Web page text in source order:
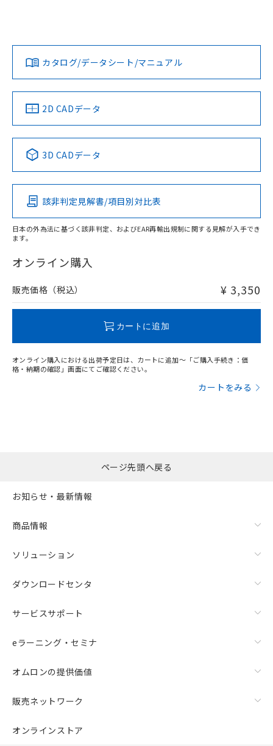
ダウンロードデータをご利用いただく前に、以下を必ずお読
みください。
ソフトウェアの使用条件
対応済み
中国 RoHS 注意事項・凡例
Pb Hg Cd Cr(VI)
O
在庫等で未対応品が混在する可能性があります。
問い合わせください。
カタログ/データシート/マニュアル
2D CADデータ
3D CADデータ
該非判定見解書/項目別対比表
日本の外為法に基づく該非判定、およびEAR再輸出規制に関する見解が入手でき
ます。
オンライン購入
販売価格（税込） ¥ 3,350
カートに追加
オンライン購入における出荷予定日は、カートに追加～「ご購入手続き：価
格・納期の確認」画面にてご確認ください。
カートをみる
ページ先頭へ戻る
お知らせ・最新情報
商品情報
ソリューション
ダウンロードセンタ
サービスサポート
eラーニング・セミナ
オムロンの提供価値
販売ネットワーク
オンラインストア